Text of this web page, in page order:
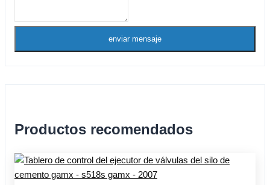
enviar mensaje
Productos recomendados